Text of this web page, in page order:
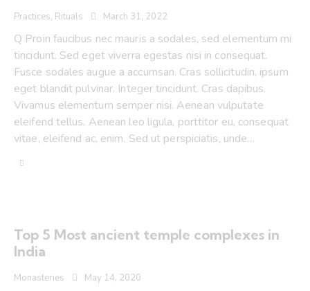
Practices, Rituals March 31, 2022
Q Proin faucibus nec mauris a sodales, sed elementum mi
tincidunt. Sed eget viverra egestas nisi in consequat.
Fusce sodales augue a accumsan. Cras sollicitudin, ipsum
eget blandit pulvinar. Integer tincidunt. Cras dapibus.
Vivamus elementum semper nisi. Aenean vulputate
eleifend tellus. Aenean leo ligula, porttitor eu, consequat
vitae, eleifend ac, enim. Sed ut perspiciatis, unde…
Top 5 Most ancient temple complexes in
India
Monasteries May 14, 2020